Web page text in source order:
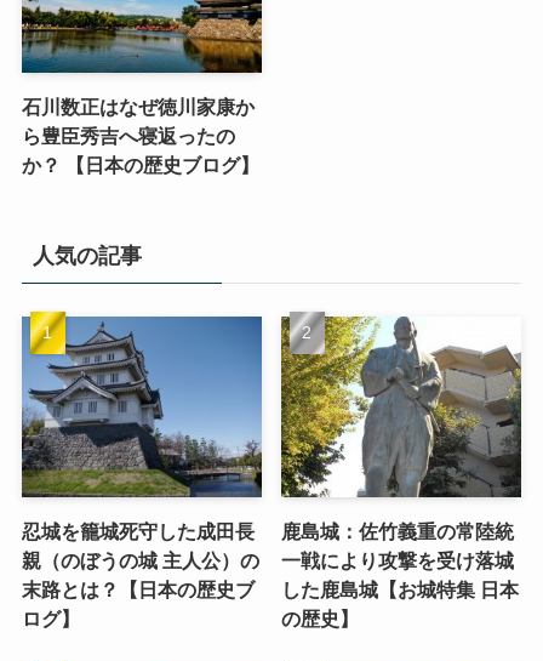
石川数正はなぜ徳川家康か
ら豊臣秀吉へ寝返ったの
か？ 【日本の歴史ブログ】
人気の記事
忍城を籠城死守した成田長
親（のぼうの城 主人公）の
末路とは？【日本の歴史ブ
ログ】
鹿島城：佐竹義重の常陸統
一戦により攻撃を受け落城
した鹿島城【お城特集 日本
の歴史】